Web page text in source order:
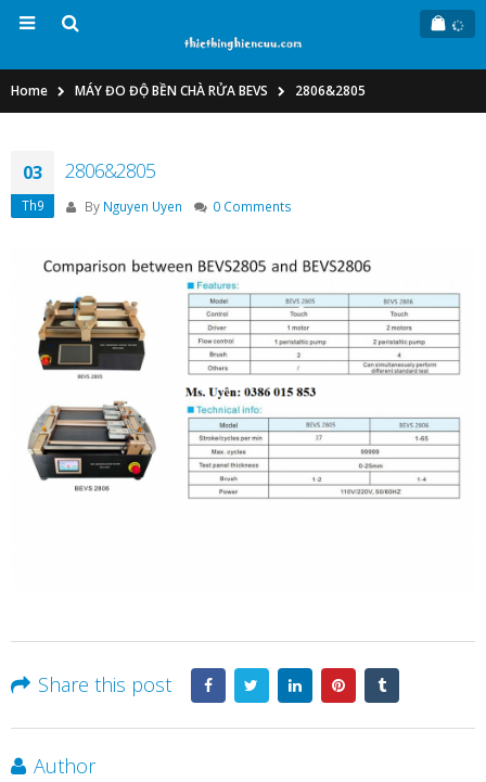
Home MÁY ĐO ĐỘ BỀN CHÀ RỬA BEVS 2806&2805
03
Th9
2806&2805
By Nguyen Uyen 0 Comments
Share this post
Author